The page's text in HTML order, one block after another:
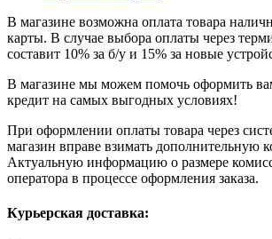
В магазине возможна оплата товара
карты. В случае выбора оплаты через
составит 10% за б/у и 15% за новые
В магазине мы можем помочь оформить
кредит на самых выгодных условиях!
При оформлении оплаты товара через
магазин вправе взимать дополнительную
Актуальную информацию о размере
оператора в процессе оформления заказа.
Курьерская доставка: